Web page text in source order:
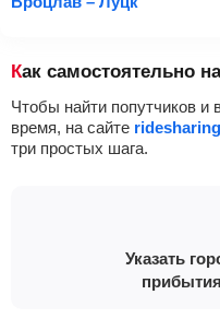
Как самостоятельно
Чтобы найти попутчиков
время, на сайте
три простых шага.
Указать